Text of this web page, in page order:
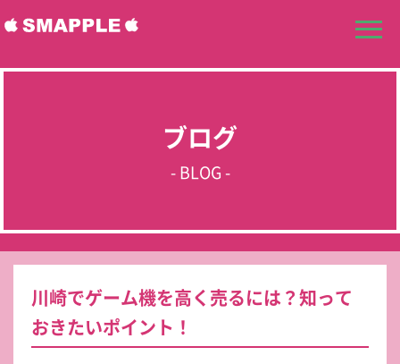
ブログ
- BLOG -
川崎でゲーム機を高く売るには？知って
おきたいポイント！